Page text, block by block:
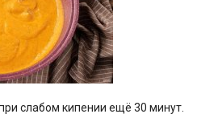
слабом кипении ещё 30 минут.